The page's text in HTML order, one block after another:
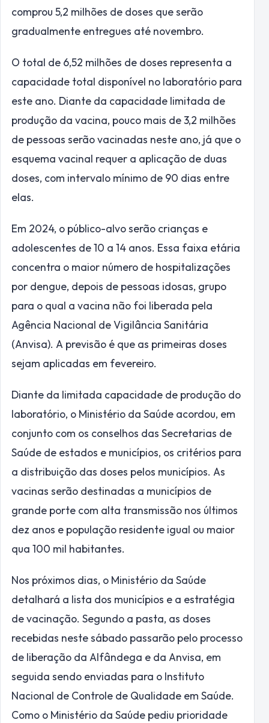
comprou 5,2 milhões de doses que serão
gradualmente entregues até novembro.
O total de 6,52 milhões de doses representa a
capacidade total disponível no laboratório para
este ano. Diante da capacidade limitada de
produção da vacina, pouco mais de 3,2 milhões
de pessoas serão vacinadas neste ano, já que o
esquema vacinal requer a aplicação de duas
doses, com intervalo mínimo de 90 dias entre
elas.
Em 2024, o público-alvo serão crianças e
adolescentes de 10 a 14 anos. Essa faixa etária
concentra o maior número de hospitalizações
por dengue, depois de pessoas idosas, grupo
para o qual a vacina não foi liberada pela
Agência Nacional de Vigilância Sanitária
(Anvisa). A previsão é que as primeiras doses
sejam aplicadas em fevereiro.
Diante da limitada capacidade de produção do
laboratório, o Ministério da Saúde acordou, em
conjunto com os conselhos das Secretarias de
Saúde de estados e municípios, os critérios para
a distribuição das doses pelos municípios. As
vacinas serão destinadas a municípios de
grande porte com alta transmissão nos últimos
dez anos e população residente igual ou maior
qua 100 mil habitantes.
Nos próximos dias, o Ministério da Saúde
detalhará a lista dos municípios e a estratégia
de vacinação. Segundo a pasta, as doses
recebidas neste sábado passarão pelo processo
de liberação da Alfândega e da Anvisa, em
seguida sendo enviadas para o Instituto
Nacional de Controle de Qualidade em Saúde.
Como o Ministério da Saúde pediu prioridade